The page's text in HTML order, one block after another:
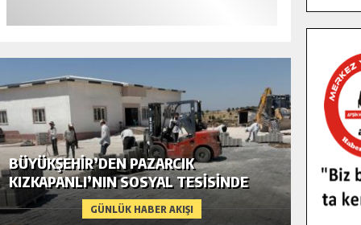
GÜNLÜK HABER AKIŞI
BÜYÜKŞEHIR’DEN PAZARCIK
KIZKAPANLI’NIN SOSYAL TESISINDE
ÇEVRE DÜZENLEMESI.